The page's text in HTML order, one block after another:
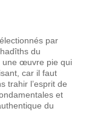
par
du
une œuvre pie qui
car il faut
trahir l’esprit de
et
du